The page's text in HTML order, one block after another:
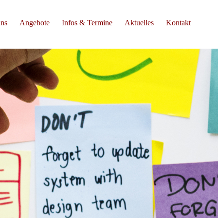
Angebote Infos & Termine Aktuelles Kontakt